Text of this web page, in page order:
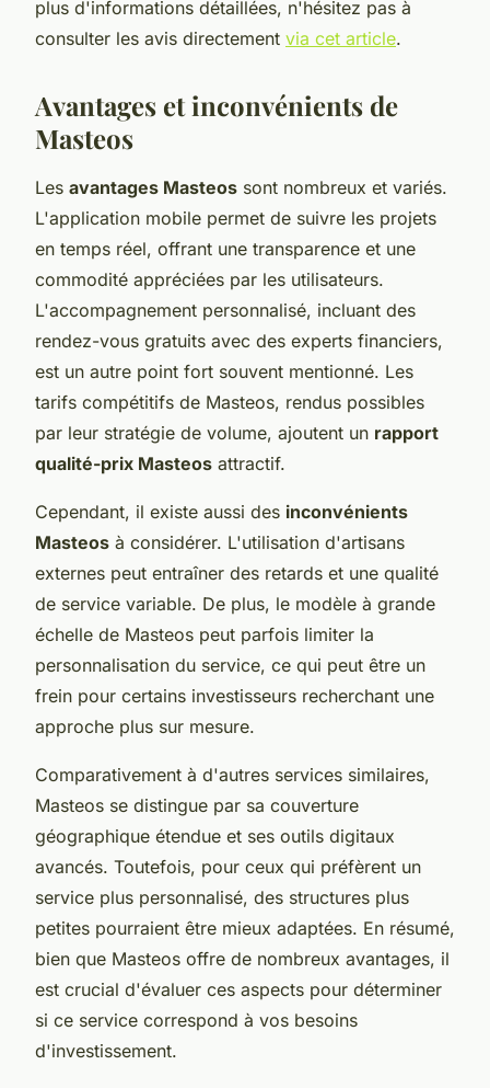
plus d'informations détaillées, n'hésitez pas à
consulter les avis directement via cet article.
Avantages et inconvénients de
Masteos
Les avantages Masteos sont nombreux et variés.
L'application mobile permet de suivre les projets
en temps réel, offrant une transparence et une
commodité appréciées par les utilisateurs.
L'accompagnement personnalisé, incluant des
rendez-vous gratuits avec des experts financiers,
est un autre point fort souvent mentionné. Les
tarifs compétitifs de Masteos, rendus possibles
par leur stratégie de volume, ajoutent un rapport
qualité-prix Masteos attractif.
Cependant, il existe aussi des inconvénients
Masteos à considérer. L'utilisation d'artisans
externes peut entraîner des retards et une qualité
de service variable. De plus, le modèle à grande
échelle de Masteos peut parfois limiter la
personnalisation du service, ce qui peut être un
frein pour certains investisseurs recherchant une
approche plus sur mesure.
Comparativement à d'autres services similaires,
Masteos se distingue par sa couverture
géographique étendue et ses outils digitaux
avancés. Toutefois, pour ceux qui préfèrent un
service plus personnalisé, des structures plus
petites pourraient être mieux adaptées. En résumé,
bien que Masteos offre de nombreux avantages, il
est crucial d'évaluer ces aspects pour déterminer
si ce service correspond à vos besoins
d'investissement.